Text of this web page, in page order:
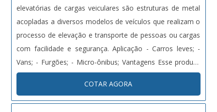
elevatórias de cargas veiculares são estruturas de metal
acopladas a diversos modelos de veículos que realizam o
processo de elevação e transporte de pessoas ou cargas
com facilidade e segurança. Aplicação - Carros leves; -
Vans; - Furgões; - Micro-ônibus; Vantagens Esse produto
oferece maior segurança e agilidade para os processos
de carga e descarga de veículos, além de....
COTAR AGORA